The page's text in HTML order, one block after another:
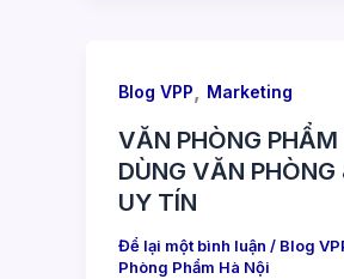
Blog VPP Marketing
VĂN PHÒNG
DÙNG VĂN
UY TÍN
Để lại một bình luận / Blog
Phòng Phẩm Hà Nội